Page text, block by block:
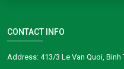
CONTACT INFO
Address: 413/3 Le Van Quoi, Binh